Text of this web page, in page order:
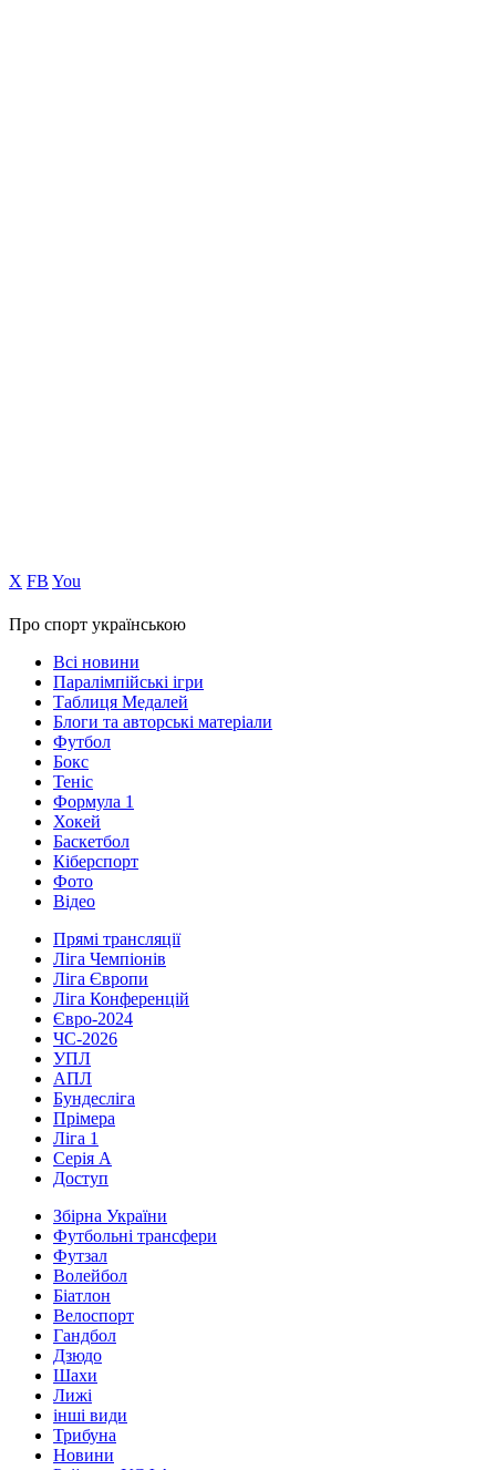
Х FB You
Про спорт українською
Всі новини
Паралімпійські ігри
Таблиця Медалей
Блоги та авторські матеріали
Футбол
Бокс
Теніс
Формула 1
Хокей
Баскетбол
Кіберспорт
Фото
Відео
Прямі трансляції
Ліга Чемпіонів
Ліга Європи
Ліга Конференцій
Євро-2024
ЧС-2026
УПЛ
АПЛ
Бундесліга
Прімера
Ліга 1
Серія А
Доступ
Збірна України
Футбольні трансфери
Футзал
Волейбол
Біатлон
Велоспорт
Гандбол
Дзюдо
Шахи
Лижі
інші види
Трибуна
Новини